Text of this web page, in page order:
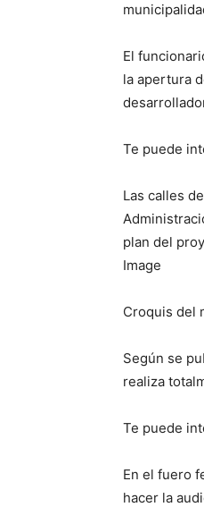
El
la apertura
Te puede
Las calles
plan del
Image
Croquis del
Según se
realiza
Te puede
En el fuero
hacer la